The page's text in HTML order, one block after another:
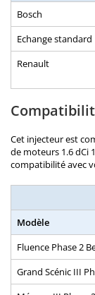
Bosch
Echange standard
Renault
Cet injecteur est
de moteurs 1.6 dCi
compatibilité avec
Modèle
Fluence Phase 2
Grand Scénic III